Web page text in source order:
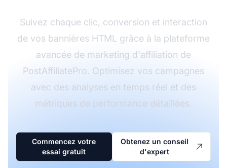
Suivez chaque clic, conversion et interaction
de vos bannières HTML grâce à la plateforme
avancée de marketing d'affiliation de
PostAffiliatePro. Optimisez vos campagnes
avec des analyses en temps réel et des
métriques de performance détaillées.
Commencez votre
essai gratuit
Obtenez un conseil
d'expert